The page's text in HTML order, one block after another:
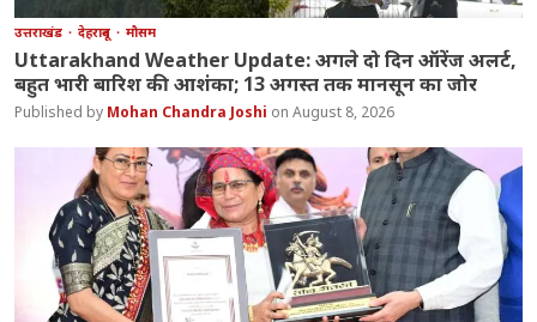
उत्तराखंड देहरादून मौसम
Uttarakhand Weather Update: अगले दो दिन ऑरेंज अलर्ट,
बहुत भारी बारिश की आशंका; 13 अगस्त तक मानसून का जोर
Mohan Chandra Joshi August 8, 2026